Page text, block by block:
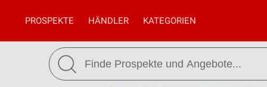
PROSPEKTE HÄNDLER KATEGORIEN